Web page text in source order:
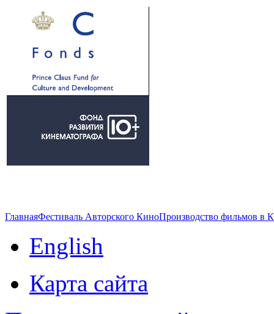
ГлавнаяФестиваль Авторского КиноПроизводство фильмов в
English
Карта сайта